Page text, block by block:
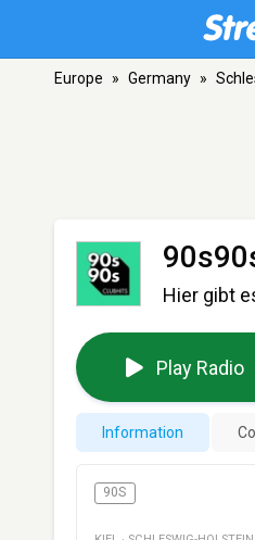
Europe » Germany »
Hier gibt
Play Radio
Information
90S